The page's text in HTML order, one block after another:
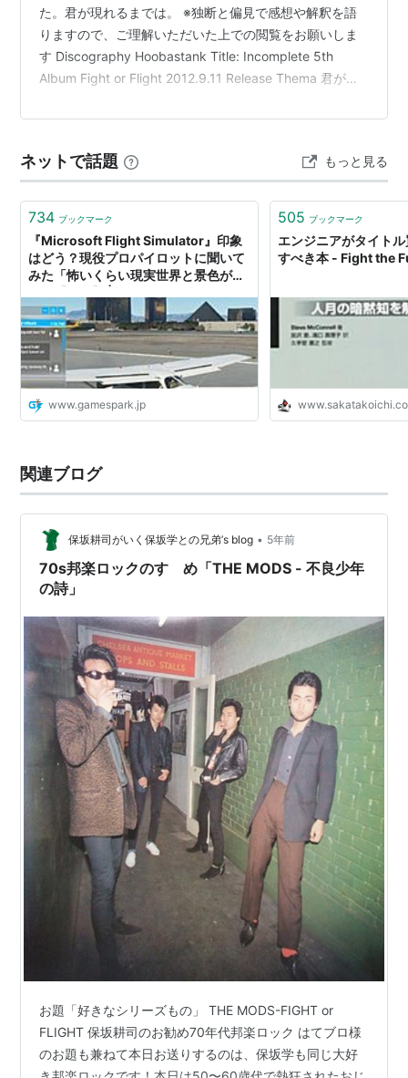
た。君が現れるまでは。 ※独断と偏見で感想や解釈を語
りますので、ご理解いただいた上での閲覧をお願いしま
す Discography Hoobastank Title: Incomplete 5th
Album Fight or Flight 2012.9.11 Release Thema 君が居
Sound 比較的明るい曲調のラブソング。フーバスタンク
ただ単に明るいだけじゃない哀愁や儚さを放つサウンド
が癖になる。 …
ネットで話題 もっと見る
734 ブックマーク
『Microsoft Flight Simulator』印象
はどう？現役プロパイロットに聞いて
みた「怖いくらい現実世界と景色が同
海外ゲーム情報サイト
www.gamespark.jp
505 ブックマーク
エンジニアがタイト
すべき本 - Fight the
関連ブログ
保坂耕司がいく保坂学との兄弟’s blog • 5年前
70s邦楽ロックのすゝめ「THE MODS - 不良少年
の詩」
お題「好きなシリーズもの」 THE MODS-FIGHT or
FLIGHT 保坂耕司のお勧め70年代邦楽ロック はてブロ様
のお題も兼ねて本日お送りするのは、保坂学も同じ大好